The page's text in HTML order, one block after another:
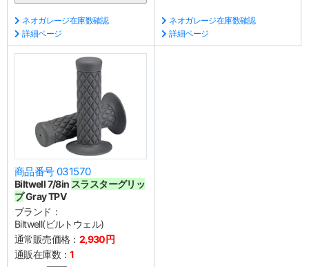
ネオガレージ在庫数確認
詳細ページ
ネオガレージ在庫数確認
詳細ページ
商品番号 031570
Biltwell 7/8in スラスターグリッ
プGray TPV
ブランド：
Biltwell(ビルトウェル)
通常販売価格： 2,930円
通販在庫数：1